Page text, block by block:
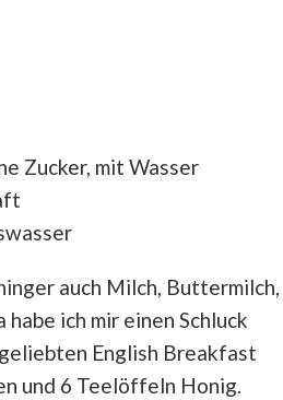
Zucker, mit Wasser
auch Milch, Buttermilch,
ich mir einen Schluck
English Breakfast
und 6 Teelöffeln Honig.